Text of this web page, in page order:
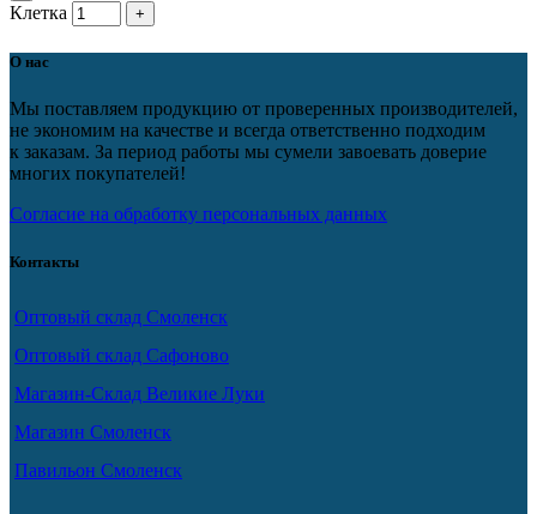
Клетка
О нас
Мы поставляем продукцию от проверенных производителей,
не экономим на качестве и всегда ответственно подходим
к заказам. За период работы мы сумели завоевать доверие
многих покупателей!
Согласие на обработку персональных данных
Контакты
Оптовый склад Смоленск
Оптовый склад Сафоново
Магазин-Склад Великие Луки
Магазин Смоленск
Павильон Смоленск